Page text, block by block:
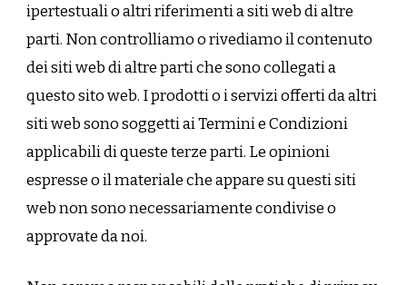
ipertestuali o altri riferimenti a siti web di altre
parti. Non controlliamo o rivediamo il contenuto
dei siti web di altre parti che sono collegati a
questo sito web. I prodotti o i servizi offerti da altri
siti web sono soggetti ai Termini e Condizioni
applicabili di queste terze parti. Le opinioni
espresse o il materiale che appare su questi siti
web non sono necessariamente condivise o
approvate da noi.